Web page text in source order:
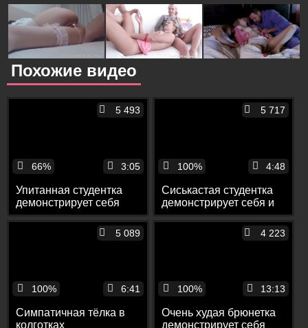
Похожие видео
66%
5 493
3:05
Упитанная студентка
демонстрирует себя
перед камерой
100%
5 717
4:48
Сиськастая студентка
демонстрирует себя и
мастурбирует перед
100%
5 089
6:41
Симпатичная тёлка в
колготках
100%
4 223
13:13
Очень худая брюнетка
демонстрирует себя